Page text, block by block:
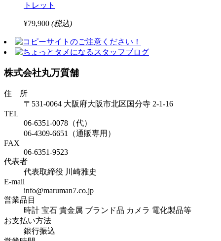
トレット
¥79,900 (税込)
株式会社丸万質舗
住 所
〒531-0064 大阪府大阪市北区国分寺 2-1-16
TEL
06-6351-0078（代）
06-4309-6651（通販専用）
FAX
06-6351-9523
代表者
代表取締役 川崎雅史
E-mail
info@maruman7.co.jp
営業品目
時計 宝石 貴金属 ブランド品 カメラ 電化製品等
お支払い方法
銀行振込